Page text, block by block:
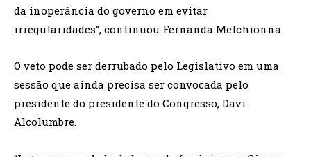
da inoperância do governo em evitar
irregularidades”, continuou Fernanda Melchionna.
O veto pode ser derrubado pelo Legislativo em uma
sessão que ainda precisa ser convocada pelo
presidente do presidente do Congresso, Davi
Alcolumbre.